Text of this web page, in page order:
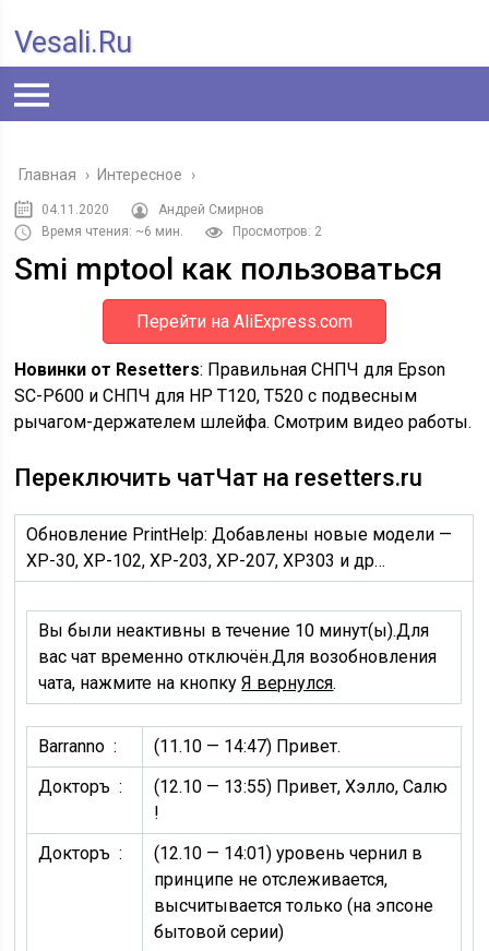
Vesali.ru
Главная › Интересное ›
04.11.2020
Андрей Смирнов
Время чтения: ~6 мин.
Просмотров: 2
Smi mptool как пользоваться
Перейти на AliExpress.com
Новинки от Resetters: Правильная СНПЧ для Epson
SC-P600 и СНПЧ для HP T120, T520 с подвесным
рычагом-держателем шлейфа. Смотрим видео работы.
Переключить чатЧат на resetters.ru
Обновление PrintHelp: Добавлены новые модели —
XP-30, XP-102, XP-203, XP-207, XP303 и др…
Вы были неактивны в течение 10 минут(ы).Для
вас чат временно отключён.Для возобновления
чата, нажмите на кнопкуЯ вернулся.
Barranno : (11.10 — 14:47) Привет.
Докторъ :
(12.10 — 13:55) Привет, Хэлло, Салю
!
Докторъ :
(12.10 — 14:01) уровень чернил в
принципе не отслеживается,
высчитывается только (на эпсоне
бытовой серии)